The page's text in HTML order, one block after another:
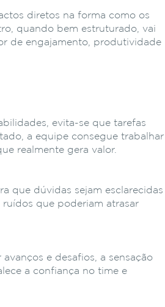
diretos na forma como os
quando bem estruturado, vai
de engajamento, produtividade
evita-se que tarefas
a equipe consegue trabalhar
realmente gera valor.
que dúvidas sejam esclarecidas
que poderiam atrasar
e desafios, a sensação
a confiança no time e